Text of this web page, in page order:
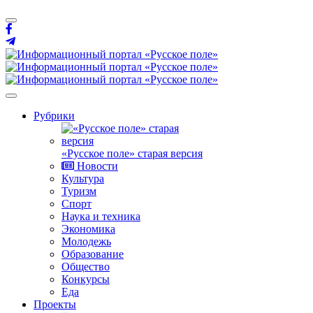
Рубрики
«Русское поле» старая версия
Новости
Культура
Туризм
Спорт
Наука и техника
Экономика
Молодежь
Образование
Общество
Конкурсы
Еда
Проекты